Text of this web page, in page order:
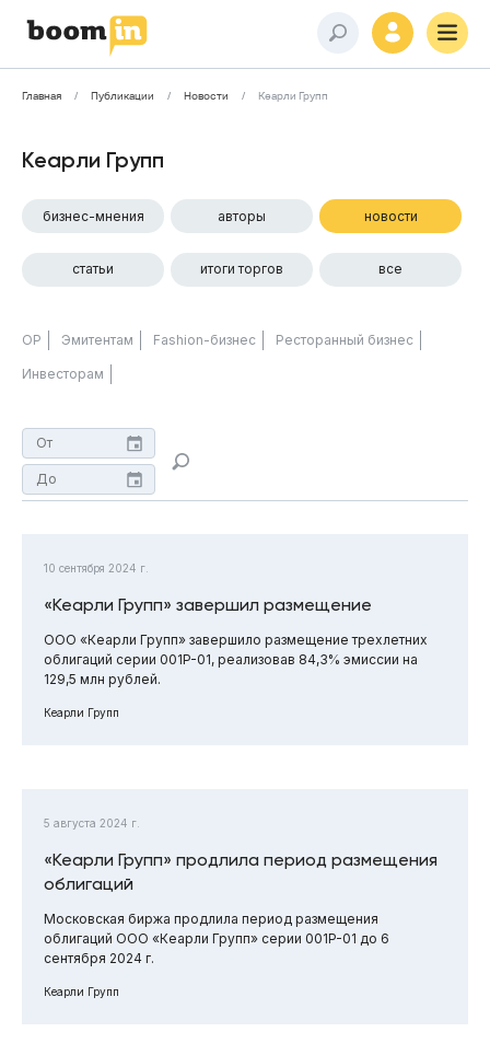
Главная Публикации Новости Кеарли Групп
Кеарли Групп
бизнес-мнения авторы новости
статьи итоги торгов все
ОР Эмитентам Fashion-бизнес Ресторанный бизнес
Инвесторам
10 сентября 2024 г.
«Кеарли Групп» завершил размещение
ООО «Кеарли Групп» завершило размещение трехлетних
облигаций серии 001P-01, реализовав 84,3% эмиссии на
129,5 млн рублей.
Кеарли Групп
5 августа 2024 г.
«Кеарли Групп» продлила период размещения
облигаций
Московская биржа продлила период размещения
облигаций ООО «Кеарли Групп» серии 001P-01 до 6
сентября 2024 г.
Кеарли Групп